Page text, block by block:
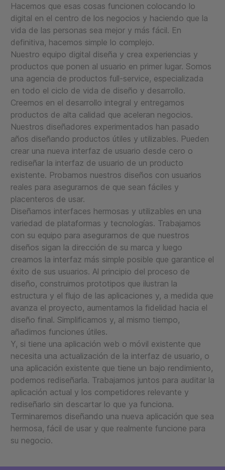
Hacemos que esas cosas funcionen colocando lo
digital en el centro de los negocios y haciendo que la
vida de las personas sea mejor y más fácil. En
definitiva, hacemos simple lo complejo.
Nuestro equipo digital diseña y crea experiencias y
productos que ponen al usuario en primer lugar. Somos
una agencia de productos full-service, especializada
en todo el ciclo de vida de diseño y desarrollo.
Creemos en el desarrollo integral y entregamos
productos de alta calidad que aceleran negocios.
Nuestros diseñadores experimentados han pasado
años diseñando productos útiles y utilizables. Pueden
crear una nueva interfaz de usuario desde cero o
rediseñar la interfaz de usuario de un producto
existente. Probamos nuestros diseños con usuarios
reales para asegurarnos de que sean fáciles y
placenteros de usar.
Diseñamos interfaces hermosas y utilizables en una
variedad de plataformas y tecnologías. Trabajamos
con su equipo para asegurarnos de que nuestros
diseños sigan la dirección de su marca y luego
creamos la interfaz más simple posible que garantice el
éxito de sus usuarios. Al principio del proceso de
diseño, construimos prototipos que ilustran la
estructura y el flujo de las aplicaciones y, a medida que
avanza el proyecto, aumentamos la fidelidad hacia el
diseño final. Simplificamos y, al mismo tiempo,
añadimos funciones útiles.
Y, si tiene una aplicación web o móvil existente que
necesita una actualización de la interfaz de usuario, o
una aplicación existente que tiene un bajo rendimiento,
podemos rediseñarla. Trabajamos juntos para auditar la
aplicación actual y los competidores relevante y
rediseñarlo sin descartar lo que ya funciona.
Terminaremos diseñando una nueva aplicación que sea
hermosa, fácil de usar y que realmente funcione para
su negocio.